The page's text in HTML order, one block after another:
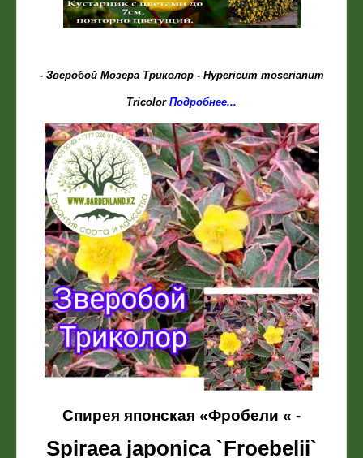
- Зверобой Мозера Триколор - Hypericum moserianum
Tricolor Подробнее...
Спирея японская «Фробели « -
Spiraea japonica `Froebelii`